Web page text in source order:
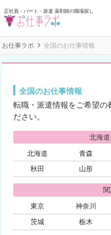
正社員・パート・派遣 薬剤師の職場探し
お仕事ラボ 全国のお仕事情報
全国のお仕事情報
転職・派遣情報をご希望の
ださい。
北海
北海道 青森
秋田
山形
東京 神奈川
茨城
栃木